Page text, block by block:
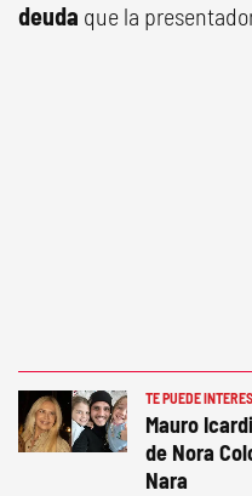
deuda que la
TE PUEDE
Mauro
de Nora
Nara